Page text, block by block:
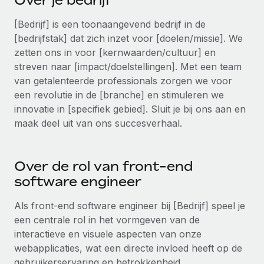
DIENSTEN
Vraag een expert
Krijg hulp van global HR- en juridische experts
Achtergrondonderzoek
Vereenvoudig het screeningsproces van
kandidaten
Compliance Watchtower
Apparaatbeheer
Lever en track wereldwijd IT-middelen
Entiteiten oprichten
Stel snel compliant entiteiten op
Mobiliteit en overplaatsing
Plaats werknemers moeiteloos over
Ontdek hoe je met ons kunt samenwerken
Remote Build Binnenkort beschikbaar
Integraties en advies over AI-automatiseringen
CASESTUDY'S
Inzicht in salaris en talent
Inzichtencentrum
Support
Alle bronnen bekijken
EOR en PEO
Contractor Management
Belastingen
Naar de blog
[Bedrijf] is een toonaangevend bedrijf in de
[bedrijfstak] dat zich inzet voor [doelen/missie]. We
zetten ons in voor [kernwaarden/cultuur] en
streven naar [impact/doelstellingen]. Met een team
van getalenteerde professionals zorgen we voor
een revolutie in de [branche] en stimuleren we
innovatie in [specifiek gebied]. Sluit je bij ons aan en
maak deel uit van ons succesverhaal.
Over de rol van front-end
software engineer
Als front-end software engineer bij [Bedrijf] speel je
een centrale rol in het vormgeven van de
interactieve en visuele aspecten van onze
webapplicaties, wat een directe invloed heeft op de